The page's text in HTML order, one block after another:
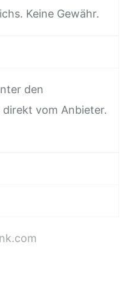
Keine Gewähr.
den
vom Anbieter.